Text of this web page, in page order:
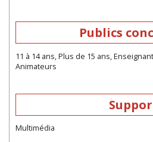
Publics
11 à 14 ans, Plus de 15 ans,
Animateurs
Multimédia